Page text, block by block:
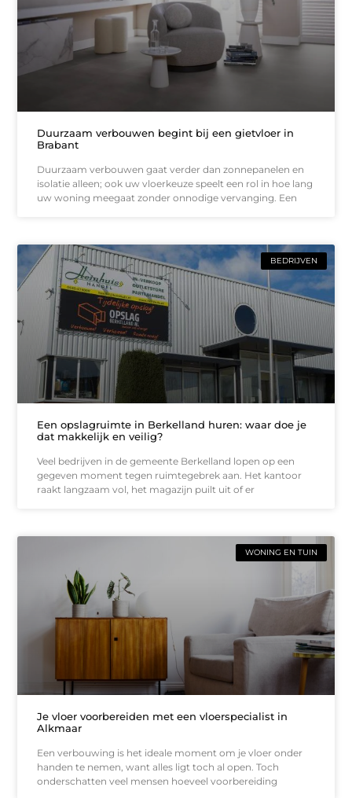
Duurzaam verbouwen begint bij een gietvloer in
Brabant
Duurzaam verbouwen gaat verder dan zonnepanelen en
isolatie alleen; ook uw vloerkeuze speelt een rol in hoe lang
uw woning meegaat zonder onnodige vervanging. Een
BEDRIJVEN
Een opslagruimte in Berkelland huren: waar doe je
dat makkelijk en veilig?
Veel bedrijven in de gemeente Berkelland lopen op een
gegeven moment tegen ruimtegebrek aan. Het kantoor
raakt langzaam vol, het magazijn puilt uit of er
WONING EN TUIN
Je vloer voorbereiden met een vloerspecialist in
Alkmaar
Een verbouwing is het ideale moment om je vloer onder
handen te nemen, want alles ligt toch al open. Toch
onderschatten veel mensen hoeveel voorbereiding